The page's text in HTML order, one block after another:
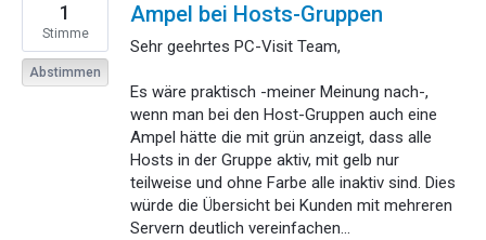
Ampel bei Hosts-Gruppen
Sehr geehrtes PC-Visit Team,
Es wäre praktisch -meiner Meinung nach-,
wenn man bei den Host-Gruppen auch eine
Ampel hätte die mit grün anzeigt, dass alle
Hosts in der Gruppe aktiv, mit gelb nur
teilweise und ohne Farbe alle inaktiv sind. Dies
würde die Übersicht bei Kunden mit mehreren
Servern deutlich vereinfachen...
1
Stimme
Abstimmen